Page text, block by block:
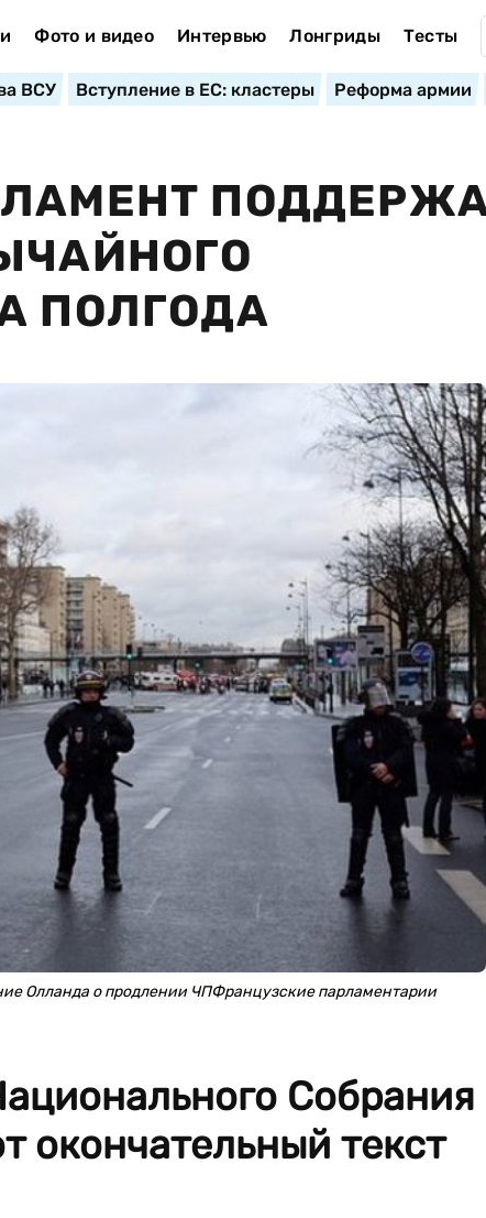
Фото и видео Интервью Лонгриды Тесты
ВСУ Вступление в ЕС: кластеры Реформа армии
ПОЛГОДА
Олланда о продлении ЧПФранцузские парламентарии
Собрания
окончательный текст